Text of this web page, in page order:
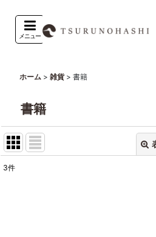
メニュー
ホーム > 雑貨 > 書籍
書籍
3件